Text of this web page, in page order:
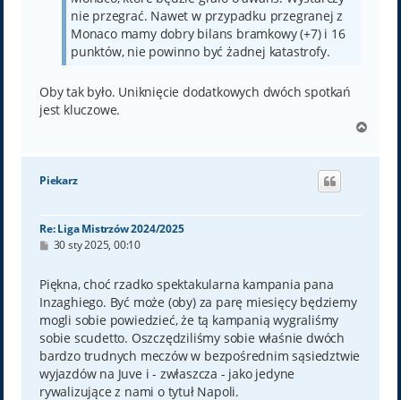
nie przegrać. Nawet w przypadku przegranej z
Monaco mamy dobry bilans bramkowy (+7) i 16
punktów, nie powinno być żadnej katastrofy.
Oby tak było. Uniknięcie dodatkowych dwóch spotkań
jest kluczowe.
g
Piekarz
Re: Liga Mistrzów 2024/2025
P
t
30 sty 2025, 00:10
Piękna, choć rzadko spektakularna kampania pana
Inzaghiego. Być może (oby) za parę miesięcy będziemy
mogli sobie powiedzieć, że tą kampanią wygraliśmy
sobie scudetto. Oszczędziliśmy sobie właśnie dwóch
bardzo trudnych meczów w bezpośrednim sąsiedztwie
wyjazdów na Juve i - zwłaszcza - jako jedyne
rywalizujące z nami o tytuł Napoli.